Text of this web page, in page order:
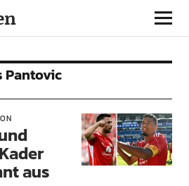
Pantovic
aus